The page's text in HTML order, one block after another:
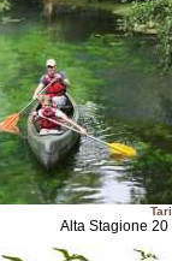
Alta Stagione 20